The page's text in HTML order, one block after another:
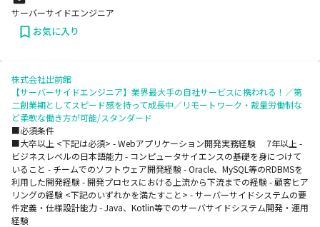
サーバーサイドエンジニア
お気に入り
株式会社出前館
【サーバーサイドエンジニア】業界最大手の自社サービスに携われる！／第
二創業期としてスピード感を持って成長中／リモートワーク・裁量労働制な
ど柔軟な働き方が可能/スタンダード
■必須条件
■大卒以上 <下記は必須> - Webアプリケーション開発実務経験 7年以上 -
ビジネスレベルの日本語能力 - コンピュータサイエンスの基礎を身につけて
いること - チームでのソフトウェア開発経験 - Oracle、MySQL等のRDBMSを
利用した開発経験 - 開発プロセスにおける上流から下流までの経験 - 顧客ヒア
リングの経験 <下記のいずれかを満たすこと> - サーバーサイドシステムの要
件定義・仕様設計能力 - Java、Kotlin等でのサーバサイドシステム開発・運用
経験